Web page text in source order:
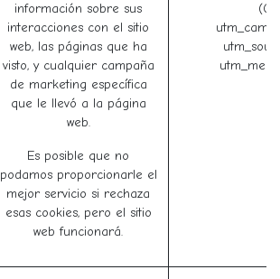
información sobre sus
interacciones con el sitio
web, las páginas que ha
visto, y cualquier campaña
de marketing específica
que le llevó a la página
web.
Es posible que no
podamos proporcionarle el
mejor servicio si rechaza
esas cookies, pero el sitio
web funcionará.